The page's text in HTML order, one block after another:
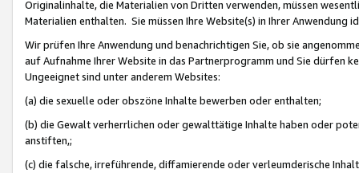
Originalinhalte, die Materialien von Dritten verwenden, müssen
Materialien enthalten. Sie müssen Ihre Website(s) in Ihrer Anwendung
Wir prüfen Ihre Anwendung und benachrichtigen Sie, ob sie
auf Aufnahme Ihrer Website in das Partnerprogramm und Sie dürfen
Ungeeignet sind unter anderem Websites:
(a) die sexuelle oder obszöne Inhalte bewerben oder enthalten;
(b) die Gewalt verherrlichen oder gewalttätige Inhalte haben oder
anstiften,;
(c) die falsche, irreführende, diffamierende oder verleumderische